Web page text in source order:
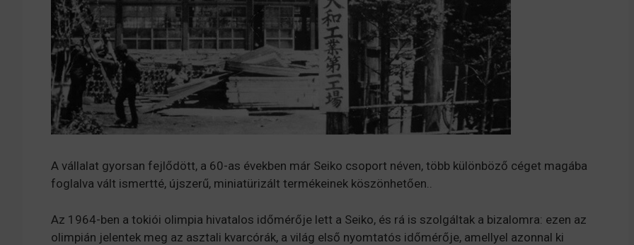
A vállalat gyorsan fejlődött, a 60-as években már Seiko csoport néven, több különböző céget magába
foglalva vált ismertté, újszerű, miniatürizált termékeinek köszönhetően..
Az 1964-ben a tokiói olimpia hivatalos időmérője lett a Seiko, és rá is szolgáltak a bizalomra: ezen az
olimpián jelentek meg az asztali kvarcórák, a világ első nyomtatós időmérője, amellyel azonnal ki